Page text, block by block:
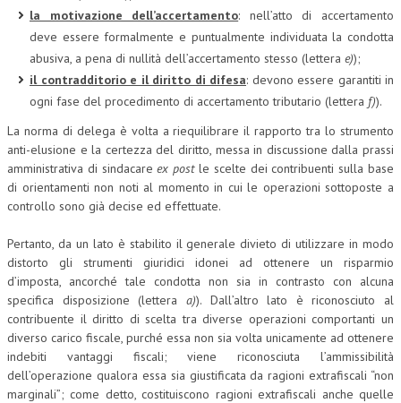
la motivazione dell’accertamento: nell’atto di accertamento
deve essere formalmente e puntualmente individuata la condotta
abusiva, a pena di nullità dell’accertamento stesso (lettera e));
il contradditorio e il diritto di difesa: devono essere garantiti in
ogni fase del procedimento di accertamento tributario (lettera f)).
La norma di delega è volta a riequilibrare il rapporto tra lo strumento
anti-elusione e la certezza del diritto, messa in discussione dalla prassi
amministrativa di sindacareex postle scelte dei contribuenti sulla base
di orientamenti non noti al momento in cui le operazioni sottoposte a
controllo sono già decise ed effettuate.
Pertanto, da un lato è stabilito il generale divieto di utilizzare in modo
distorto gli strumenti giuridici idonei ad ottenere un risparmio
d’imposta, ancorché tale condotta non sia in contrasto con alcuna
specifica disposizione (lettera a)). Dall’altro lato è riconosciuto al
contribuente il diritto di scelta tra diverse operazioni comportanti un
diverso carico fiscale, purché essa non sia volta unicamente ad ottenere
indebiti vantaggi fiscali; viene riconosciuta l’ammissibilità
dell’operazione qualora essa sia giustificata da ragioni extrafiscali “non
marginali”; come detto, costituiscono ragioni extrafiscali anche quelle